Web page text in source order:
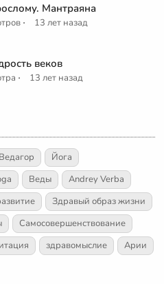
Мантраяна
· 13 лет назад
веков
· 13 лет назад
Ведагор
Йога
Веды
Andrey Verba
Здравый образ жизни
Самосовершенствование
здравомыслие
Арии